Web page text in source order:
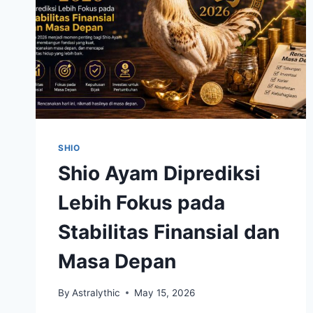
SHIO
Shio Ayam Diprediksi
Lebih Fokus pada
Stabilitas Finansial dan
Masa Depan
By Astralythic May 15, 2026